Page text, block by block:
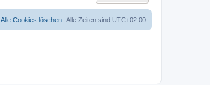
Alle Zeiten sind UTC+02:00
Alle Cookies löschen